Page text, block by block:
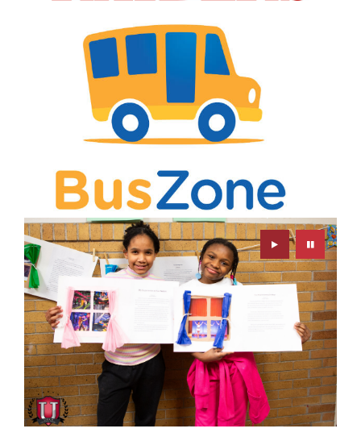
Play Pause